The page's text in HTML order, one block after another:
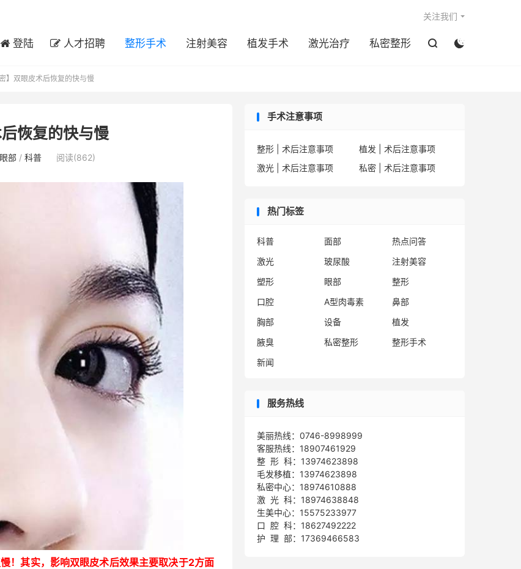
登陆 人才招聘 整形手术 注射美容 植发手术 激光治疗 私密整形  
关注我们
】双眼皮术后恢复的快与慢
后恢复的快与慢
眼部 / 科普 阅读(862)
！其实，影响双眼皮术后效果主要取决于2方面
手术注意事项
整形 | 术后注意事项
植发 | 术后注意事项
激光 | 术后注意事项
私密 | 术后注意事项
热门标签
科普 面部
热点问答
激光
玻尿酸
注射美容
塑形
眼部
整形
口腔
A型肉毒素
鼻部
胸部
设备
植发
腋臭
私密整形
整形手术
新闻
服务热线
美丽热线：0746-8998999
客服热线：18907461929
整 形 科：13974623898
毛发移植：13974623898
私密中心：18974610888
激 光 科：18974638848
生美中心：15575233977
口 腔 科：18627492222
护 理 部：17369466583